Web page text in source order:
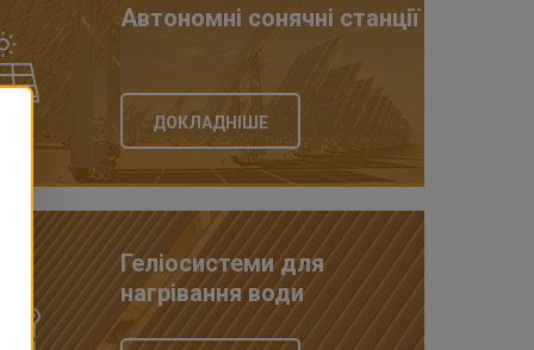
Автономні сонячні станції
ДОКЛАДНІШЕ
Геліосистеми для
нагрівання води